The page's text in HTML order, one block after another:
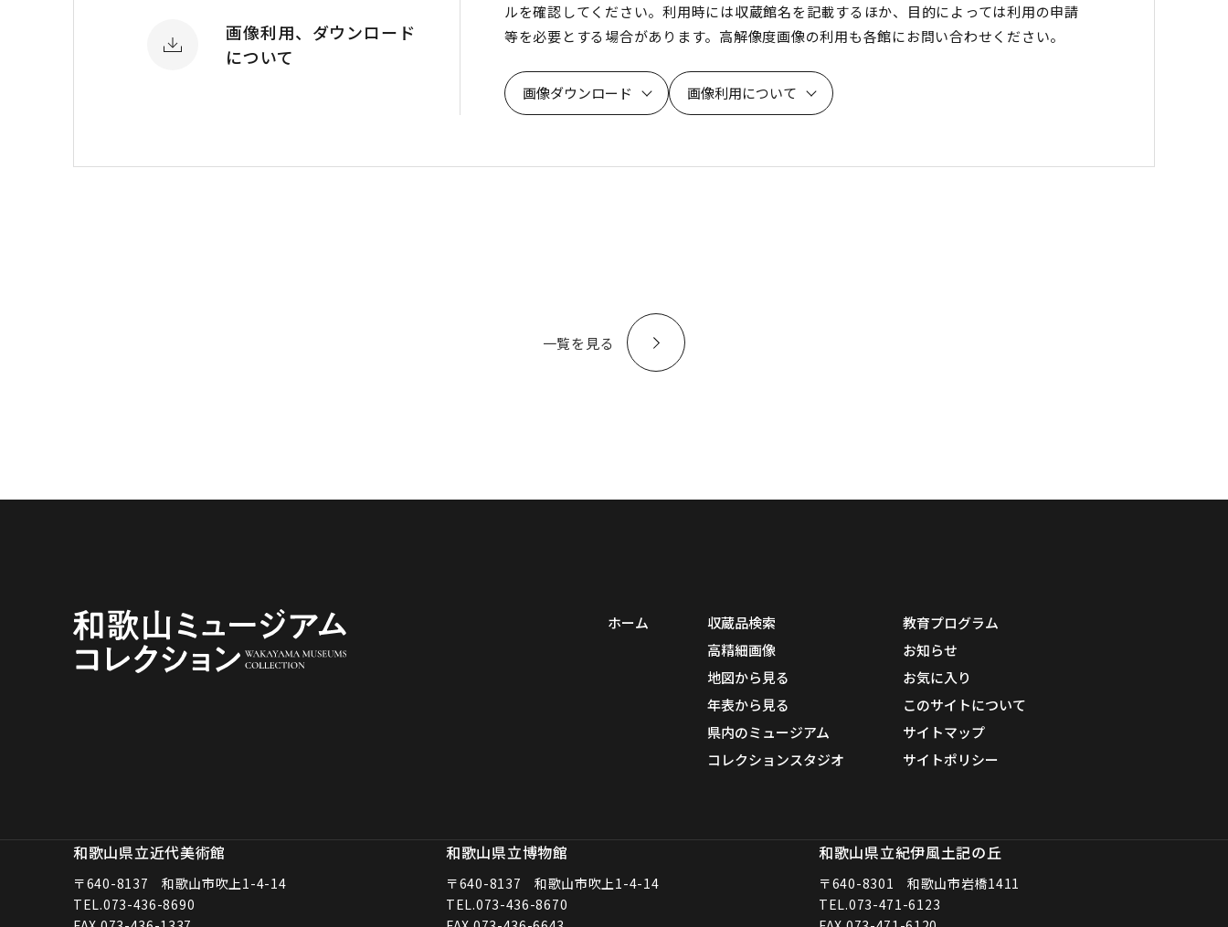
画像利用、ダウンロード
について
ルを確認してください。利用時には収蔵館名を記載するほか、目的によっては利用の申請
等を必要とする場合があります。高解像度画像の利用も各館にお問い合わせください。
画像ダウンロード 画像利用について
一覧を見る
ホーム
収蔵品検索
高精細画像
地図から見る
年表から見る
県内のミュージアム
コレクションスタジオ
教育プログラム
お知らせ
お気に入り
このサイトについて
サイトマップ
サイトポリシー
和歌山県立近代美術館
〒640-8137 和歌山市吹上1-4-14
TEL.073-436-8690
和歌山県立博物館
〒640-8137 和歌山市吹上1-4-14
TEL.073-436-8670
和歌山県立紀伊風土記の丘
〒640-8301 和歌山市岩橋1411
TEL.073-471-6123